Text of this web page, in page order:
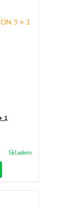
1
Skladem